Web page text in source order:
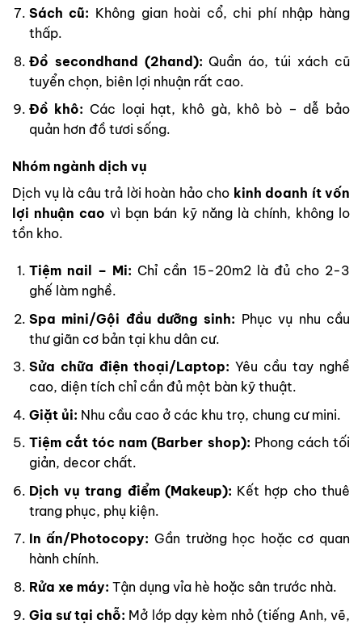
Sách cũ: Không gian hoài cổ, chi phí nhập hàng
thấp.
Đồ secondhand (2hand): Quần áo, túi xách cũ
tuyển chọn, biên lợi nhuận rất cao.
Đồ khô: Các loại hạt, khô gà, khô bò – dễ bảo
quản hơn đồ tươi sống.
Nhóm ngành dịch vụ
Dịch vụ là câu trả lời hoàn hảo cho kinh doanh ít vốn
lợi nhuận cao vì bạn bán kỹ năng là chính, không lo
tồn kho.
Tiệm nail – Mi: Chỉ cần 15-20m2 là đủ cho 2-3
ghế làm nghề.
Spa mini/Gội đầu dưỡng sinh: Phục vụ nhu cầu
thư giãn cơ bản tại khu dân cư.
Sửa chữa điện thoại/Laptop: Yêu cầu tay nghề
cao, diện tích chỉ cần đủ một bàn kỹ thuật.
Giặt ủi: Nhu cầu cao ở các khu trọ, chung cư mini.
Tiệm cắt tóc nam (Barber shop): Phong cách tối
giản, decor chất.
Dịch vụ trang điểm (Makeup): Kết hợp cho thuê
trang phục, phụ kiện.
In ấn/Photocopy: Gần trường học hoặc cơ quan
hành chính.
Rửa xe máy: Tận dụng vỉa hè hoặc sân trước nhà.
Gia sư tại chỗ: Mở lớp dạy kèm nhỏ (tiếng Anh, vẽ,